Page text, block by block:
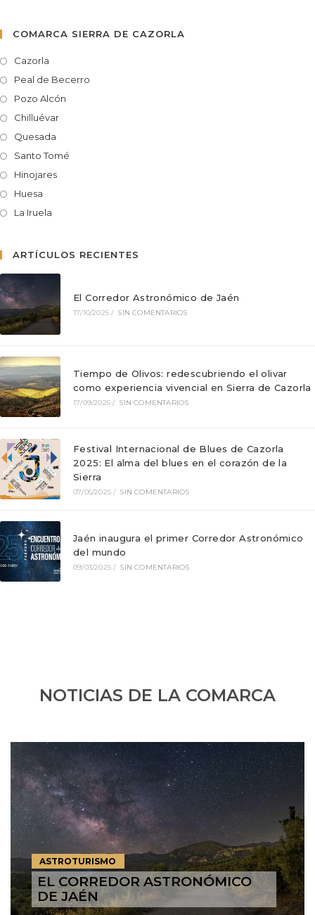
COMARCA SIERRA DE CAZORLA
Cazorla
Peal de Becerro
Pozo Alcón
Chilluévar
Quesada
Santo Tomé
Hinojares
Huesa
La Iruela
ARTÍCULOS RECIENTES
El Corredor Astronómico de Jaén
17/10/2025 / SIN COMENTARIOS
Tiempo de Olivos: redescubriendo el olivar
como experiencia vivencial en Sierra de Cazorla
17/09/2025 / SIN COMENTARIOS
Festival Internacional de Blues de Cazorla
2025: El alma del blues en el corazón de la
Sierra
07/05/2025 / SIN COMENTARIOS
Jaén inaugura el primer Corredor Astronómico
del mundo
09/03/2025 / SIN COMENTARIOS
NOTICIAS DE LA COMARCA
ASTROTURISMO
EL CORREDOR ASTRONÓMICO
DE JAÉN